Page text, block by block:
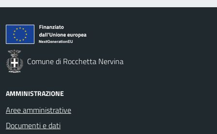
Comune di Rocchetta Nervina
AMMINISTRAZIONE
Aree amministrative
Documenti e dati